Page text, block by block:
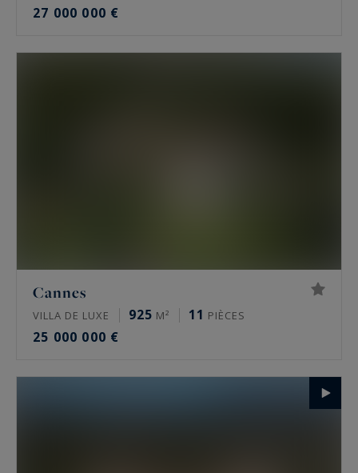
27 000 000 €
Cannes
VILLA DE LUXE 925 M² 11 PIÈCES
25 000 000 €